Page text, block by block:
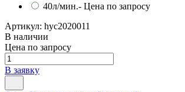
40л/мин.- Цена по запросу
Артикул: hyc2020011
В наличии
Цена по запросу
В заявку